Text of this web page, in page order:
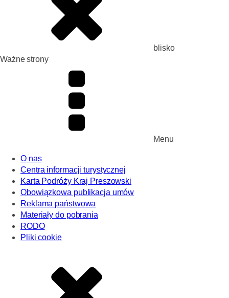
blisko
Ważne strony
Menu
O nas
Centra informacji turystycznej
Karta Podróży Kraj Preszowski
Obowiązkowa publikacja umów
Reklama państwowa
Materiały do pobrania
RODO
Pliki cookie